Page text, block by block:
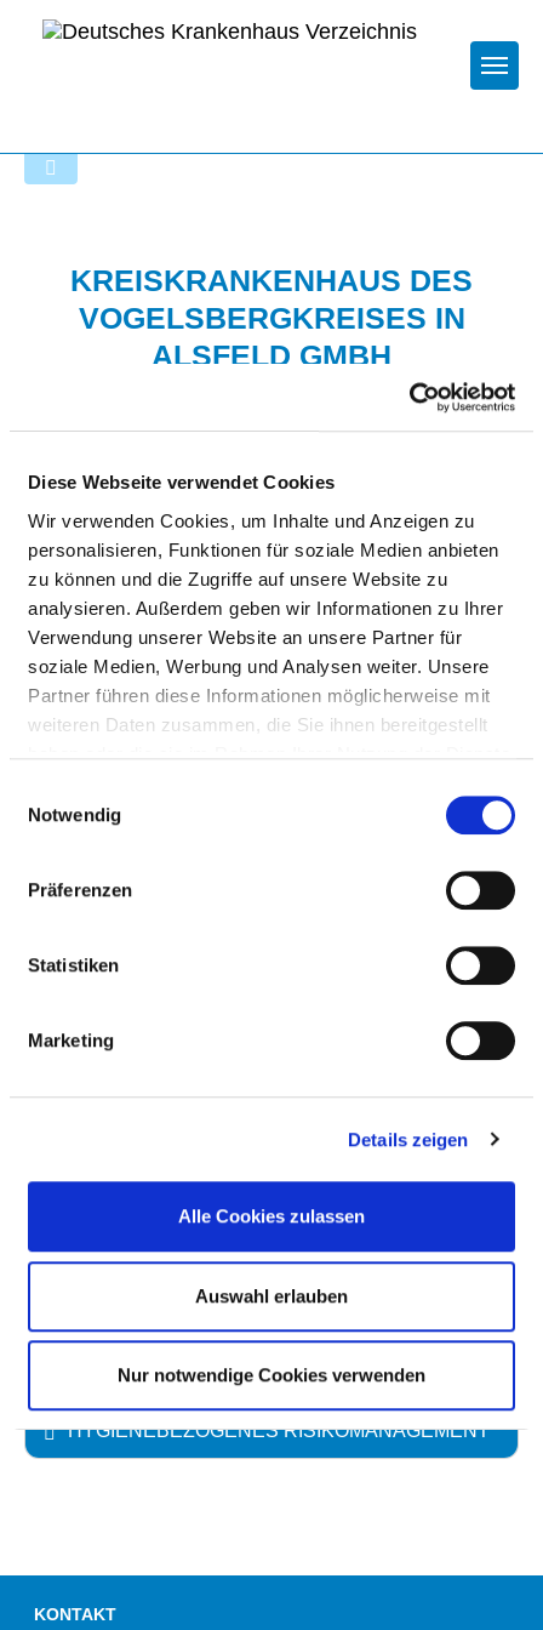
Diese Webseite verwendet Cookies
Wir verwenden Cookies, um Inhalte und Anzeigen zu
personalisieren, Funktionen für soziale Medien anbieten
zu können und die Zugriffe auf unsere Website zu
analysieren. Außerdem geben wir Informationen zu Ihrer
Verwendung unserer Website an unsere Partner für
soziale Medien, Werbung und Analysen weiter. Unsere
Partner führen diese Informationen möglicherweise mit
weiteren Daten zusammen, die Sie ihnen bereitgestellt
Notwendig
Präferenzen
Statistiken
Marketing
Details zeigen
Alle Cookies zulassen
Auswahl erlauben
Nur notwendige Cookies verwenden
KREISKRANKENHAUS DES
VOGELSBERGKREISES IN
ALSFELD GMBH
HYGIENE
HYGIENEBEAUFTRAGTE/R
Ein/e Hygienebeauftragte/r wurde nicht
ANTIBIOTIKATHERAPIE UND
UMGANG MIT WUNDEN
HYGIENEBEZOGENES RISIKOMANAGEMENT
KONTAKT